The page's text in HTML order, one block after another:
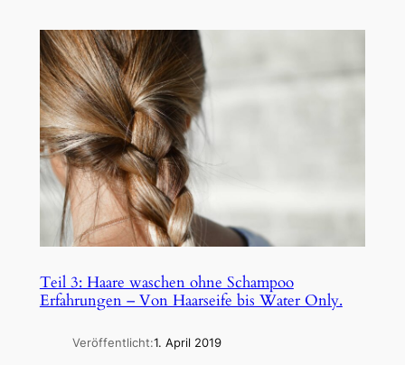
Teil 3: Haare waschen ohne Schampoo
Erfahrungen – Von Haarseife bis Water Only.
Veröffentlicht:1. April 2019